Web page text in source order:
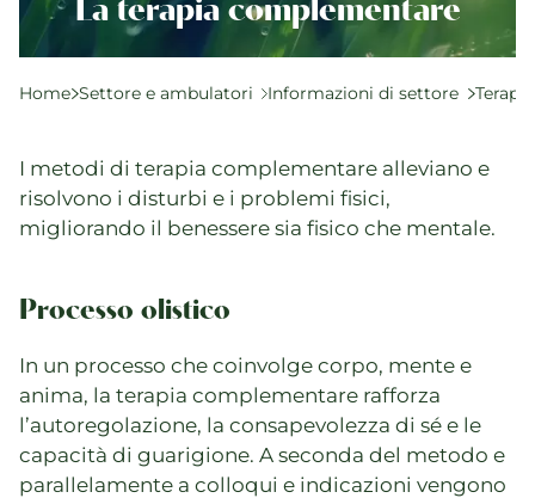
Politica e leggi
Formazione
Eventi attuali
Directory di ricerca
La terapia complementare
Home Settore e ambulatori Informazioni di settore
I metodi di terapia complementare alleviano e
risolvono i disturbi e i problemi fisici,
migliorando il benessere sia fisico che mentale.
Processo olistico
In un processo che coinvolge corpo, mente e
anima, la terapia complementare rafforza
l’autoregolazione, la consapevolezza di sé e le
capacità di guarigione. A seconda del metodo e
parallelamente a colloqui e indicazioni vengono